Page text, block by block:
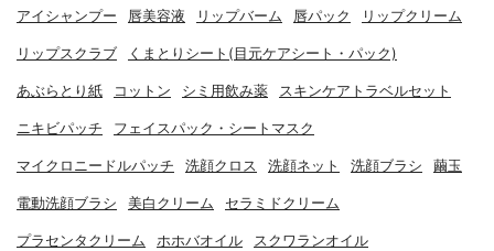
アイシャンプー 唇美容液 リップバーム 唇パック リップクリーム
リップスクラブ くまとりシート(目元ケアシート・パック)
あぶらとり紙 コットン シミ用飲み薬 スキンケアトラベルセット
ニキビパッチ フェイスパック・シートマスク
マイクロニードルパッチ 洗顔クロス 洗顔ネット 洗顔ブラシ 繭玉
電動洗顔ブラシ 美白クリーム セラミドクリーム
プラセンタクリーム ホホバオイル スクワランオイル